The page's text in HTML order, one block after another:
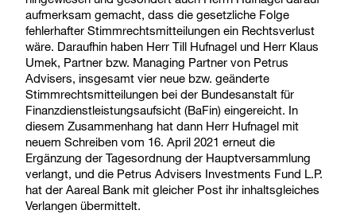
aufmerksam gemacht, dass die gesetzliche Folge
fehlerhafter Stimmrechtsmitteilungen ein Rechtsverlust
wäre. Daraufhin haben Herr Till Hufnagel und Herr Klaus
Umek, Partner bzw. Managing Partner von Petrus
Advisers, insgesamt vier neue bzw. geänderte
Stimmrechtsmitteilungen bei der Bundesanstalt für
Finanzdienstleistungsaufsicht (BaFin) eingereicht. In
diesem Zusammenhang hat dann Herr Hufnagel mit
neuem Schreiben vom 16. April 2021 erneut die
Ergänzung der Tagesordnung der Hauptversammlung
verlangt, und die Petrus Advisers Investments Fund L.P.
hat der Aareal Bank mit gleicher Post ihr inhaltsgleiches
Verlangen übermittelt.